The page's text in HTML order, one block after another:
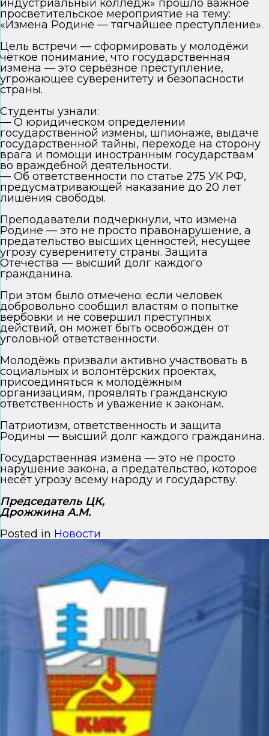
индустриальный колледж» прошло важное
просветительское мероприятие на тему:
«Измена Родине — тягчайшее преступление».
Цель встречи — сформировать у молодёжи
чёткое понимание, что государственная
измена — это серьёзное преступление,
угрожающее суверенитету и безопасности
страны.
Студенты узнали:
— О юридическом определении
государственной измены, шпионаже, выдаче
государственной тайны, переходе на сторону
врага и помощи иностранным государствам
во враждебной деятельности.
— Об ответственности по статье 275 УК РФ,
предусматривающей наказание до 20 лет
лишения свободы.
Преподаватели подчеркнули, что измена
Родине — это не просто правонарушение, а
предательство высших ценностей, несущее
угрозу суверенитету страны. Защита
Отечества — высший долг каждого
гражданина.
При этом было отмечено: если человек
добровольно сообщил властям о попытке
вербовки и не совершил преступных
действий, он может быть освобождён от
уголовной ответственности.
Молодёжь призвали активно участвовать в
социальных и волонтёрских проектах,
присоединяться к молодёжным
организациям, проявлять гражданскую
ответственность и уважение к законам.
Патриотизм, ответственность и защита
Родины — высший долг каждого гражданина.
Государственная измена — это не просто
нарушение закона, а предательство, которое
несёт угрозу всему народу и государству.
Председатель ЦК,
Дрожжина А.М.
Posted in Новости